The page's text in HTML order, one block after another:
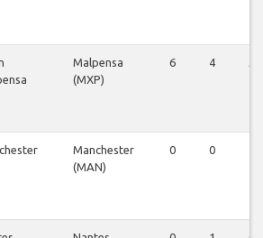
Malpensa
(MXP)
6 4 5
Manchester
(MAN)
0 0